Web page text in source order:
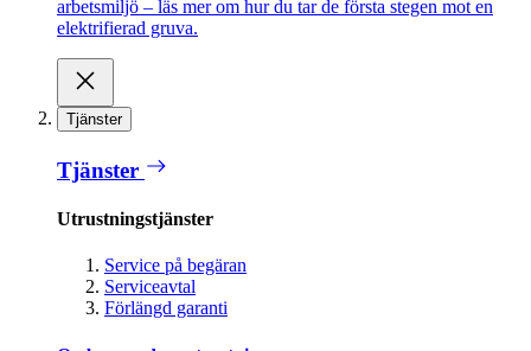
arbetsmiljö – läs mer om hur du tar de första stegen mot en
elektrifierad gruva.
Tjänster
Tjänster
Utrustningstjänster
Service på begäran
Serviceavtal
Förlängd garanti